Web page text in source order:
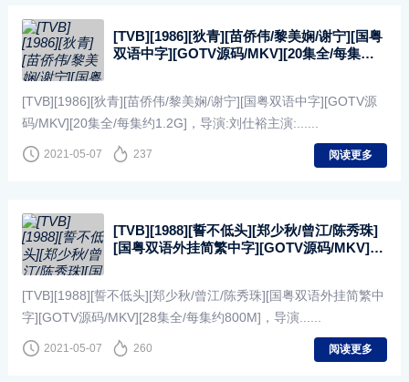
[TVB][1986][狄青][苗侨伟/黎美娴/谢宁][国粤
双语中字][GOTV源码/MKV][20集全/每集约
[TVB][1986][狄青][苗侨伟/黎美娴/谢宁][国粤双语中字][GOTV源
码/MKV][20集全/每集约1.2G]，导演:刘仕裕主演:......
2021-05-07 237 阅读更多
[TVB][1988][誓不低头][郑少秋/曾江/陈秀珠]
[国粤双语外挂简繁中字][GOTV源码/MKV]
[TVB][1988][誓不低头][郑少秋/曾江/陈秀珠][国粤双语外挂简繁中
字][GOTV源码/MKV][28集全/每集约800M]，导演......
2021-05-07 260 阅读更多